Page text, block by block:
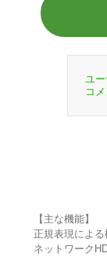
ユ
コメ
【主な機能】
正規表現による
ネットワーク